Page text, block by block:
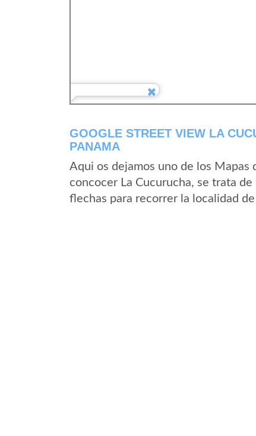
GOOGLE STREET VIEW LA
PANAMA
Aqui os dejamos uno de los Mapas
concocer La Cucurucha, se trata
flechas para recorrer la localidad